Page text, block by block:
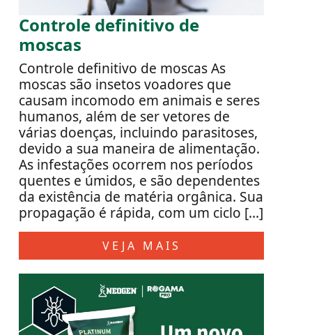
Controle definitivo de
moscas
Controle definitivo de moscas As
moscas são insetos voadores que
causam incomodo em animais e seres
humanos, além de ser vetores de
várias doenças, incluindo parasitoses,
devido a sua maneira de alimentação.
As infestações ocorrem nos períodos
quentes e úmidos, e são dependentes
da existência de matéria orgânica. Sua
propagação é rápida, com um ciclo […]
VEJA MAIS